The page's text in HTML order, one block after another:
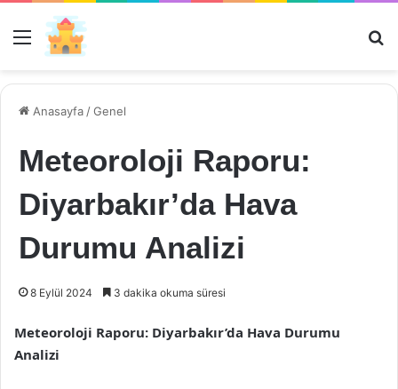
Menü
Anasayfa /Genel
Meteoroloji Raporu:
Diyarbakır’da Hava
Durumu Analizi
8 Eylül 2024 3 dakika okuma süresi
Meteoroloji Raporu: Diyarbakır’da Hava Durumu
Analizi